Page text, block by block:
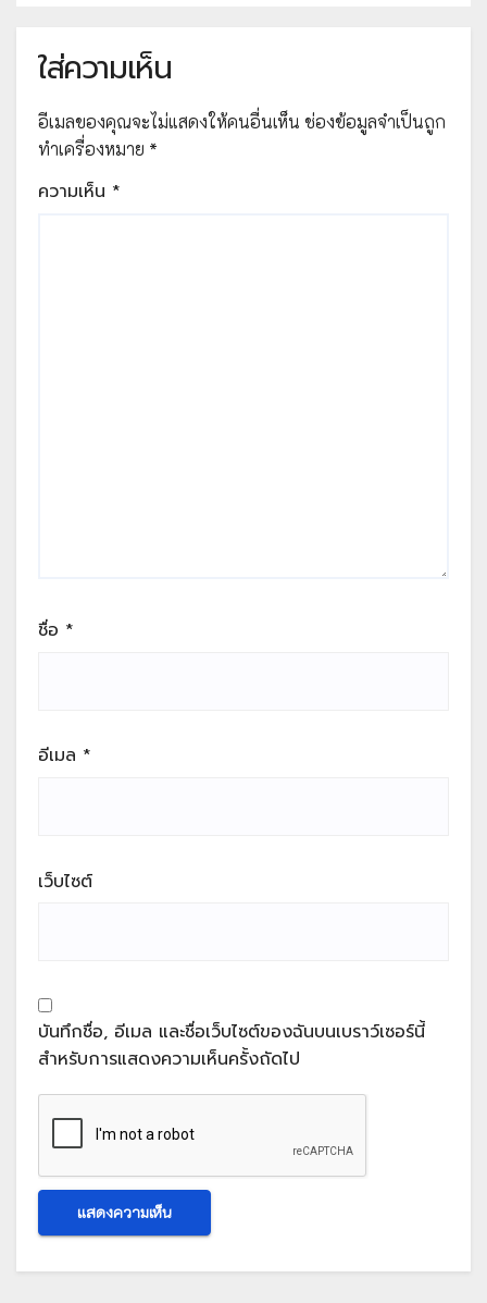
ใส่ความเห็น
อีเมลของคุณจะไม่แสดงให้คนอื่นเห็น ช่องข้อมูลจำเป็นถูก
ทำเครื่องหมาย *
ความเห็น *
ชื่อ *
อีเมล *
เว็บไซต์
บันทึกชื่อ, อีเมล และชื่อเว็บไซต์ของฉันบนเบราว์เซอร์นี้
สำหรับการแสดงความเห็นครั้งถัดไป